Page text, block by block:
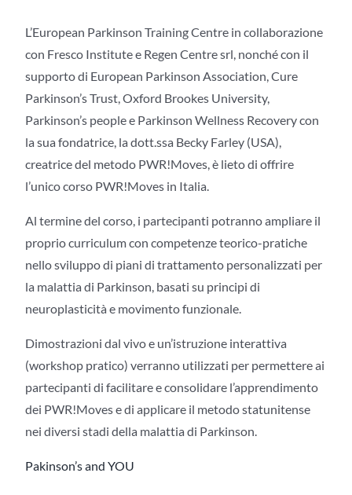
L’European Parkinson Training Centre in collaborazione
con Fresco Institute e Regen Centre srl, nonché con il
supporto di European Parkinson Association, Cure
Parkinson’s Trust, Oxford Brookes University,
Parkinson’s people e Parkinson Wellness Recovery con
la sua fondatrice, la dott.ssa Becky Farley (USA),
creatrice del metodo PWR!Moves, è lieto di offrire
l’unico corso PWR!Moves in Italia.
Al termine del corso, i partecipanti potranno ampliare il
proprio curriculum con competenze teorico-pratiche
nello sviluppo di piani di trattamento personalizzati per
la malattia di Parkinson, basati su principi di
neuroplasticità e movimento funzionale.
Dimostrazioni dal vivo e un’istruzione interattiva
(workshop pratico) verranno utilizzati per permettere ai
partecipanti di facilitare e consolidare l’apprendimento
dei PWR!Moves e di applicare il metodo statunitense
nei diversi stadi della malattia di Parkinson.
Pakinson’s and YOU